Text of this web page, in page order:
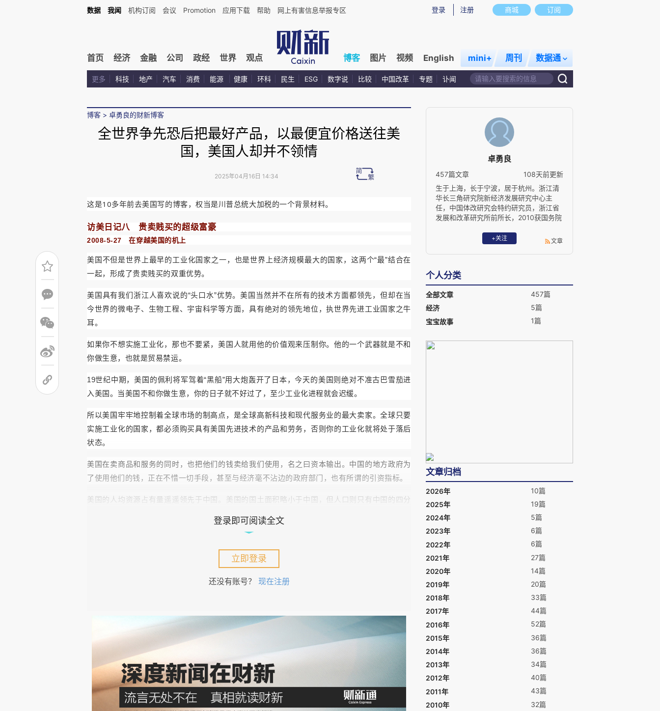
商城 订阅
登录 注册
数据 我闻 机构订阅 会议 Promotion 应用下载 帮助 网上有害信息举报专区
首页 经济 金融 公司 政经 世界 观点 博客 图片 视频 English mini+ 周刊 数据通
更多 科技 地产 汽车 消费 能源 健康 环科 民生 ESG 数字说 比较 中国改革 专题 讣闻
博客 > 卓勇良的财新博客
全世界争先恐后把最好产品，以最便宜价格送往美
国，美国人却并不领情
2025年04月16日 14:34
这是10多年前去美国写的博客，权当是川普总统大加税的一个背景材料。
访美日记八 贵卖贱买的超级富豪
2008-5-27 在穿越美国的机上
美国不但是世界上最早的工业化国家之一，也是世界上经济规模最大的国家，这两个“最”结合在
一起，形成了贵卖贱买的双重优势。
美国具有我们浙江人喜欢说的“头口水”优势。美国当然并不在所有的技术方面都领先，但却在当
今世界的微电子、生物工程、宇宙科学等方面，具有绝对的领先地位，执世界先进工业国家之牛
耳。
如果你不想实施工业化，那也不要紧，美国人就用他的价值观来压制你。他的一个武器就是不和
你做生意，也就是贸易禁运。
19世纪中期，美国的佩利将军驾着“黑船”用大炮轰开了日本，今天的美国则绝对不准古巴雪茄进
入美国。当美国不和你做生意，你的日子就不好过了，至少工业化进程就会迟缓。
所以美国牢牢地控制着全球市场的制高点，是全球高新科技和现代服务业的最大卖家。全球只要
实施工业化的国家，都必须购买具有美国先进技术的产品和劳务，否则你的工业化就将处于落后
状态。
美国在卖商品和服务的同时，也把他们的钱卖给我们使用，名之曰资本输出。中国的地方政府为
了使用他们的钱，正在不惜一切手段，甚至与经济毫不沾边的政府部门，也有所谓的引资指标。
美国的人均资源占有量遥遥领先于中国。美国的国土面积略小于中国，但人口则只有中国的四分
，而美国则起码高达
言，美国起码是中国的五六倍以上。美国拥有世界两个大洋漫长的海岸线，这是世界所有国家所
这样，我们就不会惊讶于美国之富了。拥有硅谷的加州在2005
美国的规模优势又决定了他是全球最大买家。
全世界的好多国家，都争先恐后地把自己最好的产品，以最便宜的价格送往美国。而美国人并不
领情，得了便宜还卖乖，不时的祭起
的法宝，阻止你把如此好的、如此便宜的产品买给
他。
美国人以这种全球大买家的身份，事实上取得了又一份超额利润。他们是在用美国人的高工资、
几乎以中国的价格购买基本的日用品。
登录即可阅读全文
立即登录
还没有账号？ 现在注册
卓勇良
457篇文章
108天前更新
生于上海，长于宁波，居于杭州。浙江清
华长三角研究院新经济发展研究中心主
任，中国体改研究会特约研究员，浙江省
发展和改革研究所前所长，2010获国务院
zhuoyl@vip.163.com
+关注 文章
个人分类
全部文章
457篇
经济
5篇
宝宝故事
1篇
文章归档
2026年
10篇
2025年
19篇
2024年
5篇
2023年
6篇
2022年
6篇
2021年
27篇
2020年
14篇
2019年
20篇
2018年
33篇
2017年
44篇
2016年
52篇
2015年
36篇
2014年
36篇
2013年
34篇
2012年
40篇
2011年
43篇
2010年
32篇